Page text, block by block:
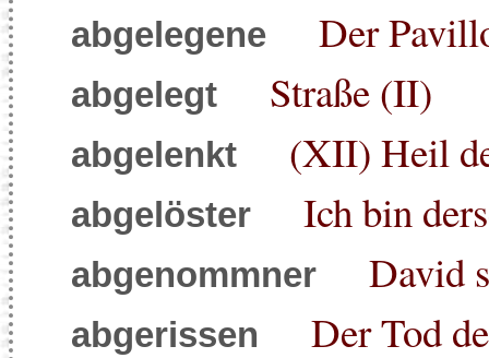
abgelegene Der
abgelegt Straße (II)
abgelenkt (XII) Heil
abgelöster Ich bin
abgenommner David
abgerissen Der Tod